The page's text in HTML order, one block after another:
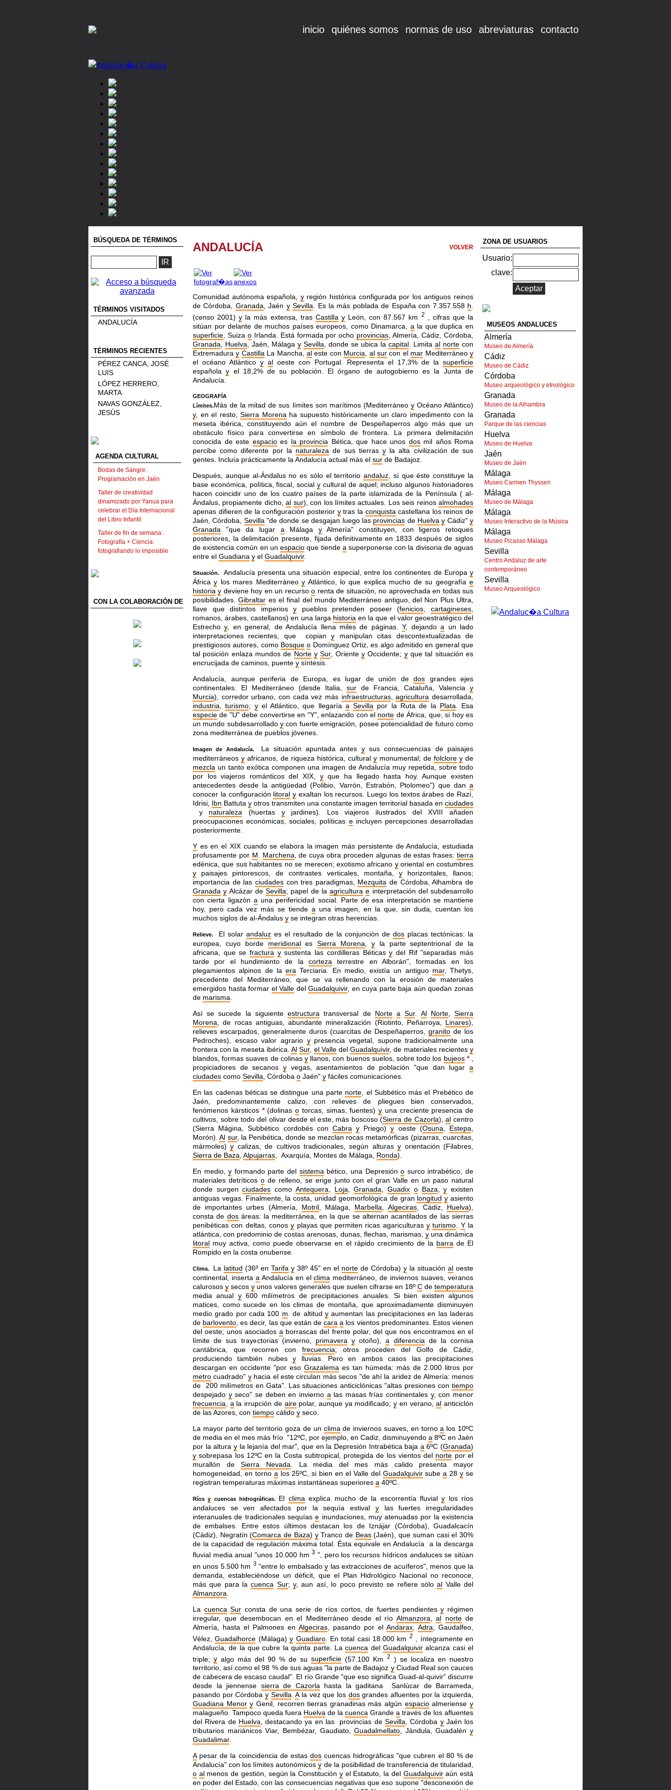
inicio quiénes somos normas de uso abreviaturas contacto
BÚSQUEDA DE TÉRMINOS
TÉRMINOS VISITADOS
ANDALUCÍA
TÉRMINOS RECIENTES
PÉREZ CANCA, JOSÉ
LUIS
LÓPEZ HERRERO,
MARTA
NAVAS GONZÁLEZ,
JESÚS
AGENDA CULTURAL
Bodas de Sangre:
Programación en Jaén
Taller de creatividad
dinamizado por Yanua para
celebrar el Día Internacional
del Libro Infantil
Taller de fin de semana:
Fotografía + Ciencia:
fotografiando lo imposible
CON LA COLABORACIÓN DE
ANDALUCÍA VOLVER
Comunidad autónoma española, yregión histórica configurada por los antiguos reinos
de Córdoba, Granada , Jaén y Sevilla Es la más poblada de España con 7.357.558 h
(censo 2001)y la más extensa, tras Castilla yLeón, con 87.567 km 2
cifras que la
sitúan por delante de muchos paíseseuropeos, como Dinamarca, a la que duplica en
superficie , Suiza o Irlanda. Está formada por ocho provincias , Almería, Cádiz, Córdoba,
Granada
Huelva , Jaén, Málaga y Sevilla , donde se ubica la capital Limita al norte con
Extremaduray Castilla La Mancha,al este con Murcia al sur con el mar Mediterráneoy
el océano Atlánticoy al oeste con Portugal. Representa el 17,3% de lasuperficie
españolay el 18,2% de su población. El órgano de autogobierno es la Junta de
Andalucía.
GEOGRAFÍA
Límites.Más de la mitad de sus límites son marítimos (Mediterráneo yOcéano Atlántico)
y, en el resto,Sierra Morena ha supuesto históricamente un claro impedimento con la
meseta ibérica,constituyendo aún el nombre de Despeñaperros algo más que un
obstáculofísico para convertirse en símbolo de frontera. La primera delimitación
conocida de este espacioes la provincia Bética, que hace unos dosmil años Roma
percibe como diferente por la naturaleza de sus tierras ylaalta civilización de sus
gentes. Incluía prácticamente la Andalucía actual más el sur de Badajoz.
Después, aunque al-Ándalus no es sólo el territorioandaluz , sí que éste constituye la
base económica, política, fiscal,socialy cultural de aquel; incluso algunos historiadores
hacen coincidiruno de los cuatro países de la parte islamizada de la Península ( al-
Ándalus, propiamente dicho,al sur), con los límites actuales. Losseis reinosalmohades
apenas difieren de la configuración posterior y tras la conquista castellana los reinos de
Jaén, Córdoba, Sevilla "dedonde se desgajan luego las provincias de Huelva y Cádiz"y
Granada "queda lugar a Málaga yAlmería" constituyen, con ligeros retoques
posteriores, la delimitación presente, fijada definitivamente en 1833 después de siglos
de existencia común en unespacio que tiende a superponerse con la divisoria de aguas
entre el Guadiana y el Guadalquivir.
Situación. Andalucía presenta una situación especial, entre los continentes de Europa y
Áfricay los mares Mediterráneoy Atlántico, lo que explica mucho de su geografíae
historia y deviene hoy en un recursoo renta de situación, no aprovechada en todas sus
posibilidades.Gibraltar es el final del mundo Mediterráneo antiguo, del Non Plus Ultra,
llave que distintos imperiosy pueblos pretenden poseer(fenicios ,cartagineses
romanos, árabes, castellanos) en una larga historia en la que el valor geoestratégico del
Estrechoy, en general, deAndalucía llena miles de páginas.Y, dejandoa un lado
interpretaciones recientes, que copiany manipulan citas descontextualizadas de
prestigiosos autores, como Bosque o Domínguez Ortiz, es algo admitido en general que
tal posición enlaza mundos de Norte y Sur, Orientey Occidente; yque tal situación es
encrucijada de caminos, puente y síntesis.
Andalucía, aunque periferia de Europa, es lugar de unión de dos grandes ejes
continentales. El Mediterráneo (desde Italia, sur de Francia, Cataluña, Valencia y
Murcia), corredor urbano, con cadavez más infraestructuras,agricultura desarrollada,
industria ,turismo; y el Atlántico, que llegaría a Sevilla por la Ruta de la Plata . Esa
especie de "U" debe convertirse en "Y", enlazando con el norte de África, que, si hoy es
un mundo subdesarrolladoy con fuerte emigración, posee potencialidad de futuro como
zona mediterránea de pueblos jóvenes.
Imagen de Andalucía. La situación apuntada antes ysusconsecuencias de paisajes
mediterráneos y africanos, de riqueza histórica, cultural y monumental; de folclore y de
mezcla un tantoexótica componen una imagen de Andalucía muy repetida, sobre todo
por losviajeros románticos del XIX, yque ha llegado hasta hoy. Aunque existen
antecedentes desde la antigüedad (Polibio, Varrón, Estrabón, Ptolomeo") que dana
conocer la configuración litoral y exaltan los recursos. Luego los textos árabes de Razí,
Idrisi, Ibn Battuta y otros transmiten una constante imagen territorial basada en ciudades
y naturaleza (huertas yjardines). Los viajeros ilustrados del XVIII añaden
preocupaciones económicas, sociales, políticas eincluyen percepcionesdesarrolladas
posteriormente.
Y es en el XIX cuando se elabora la imagen más persistente de Andalucía, estudiada
profusamente por M Marchena , de cuyaobra proceden algunas de estas frases:tierra
edénica, que sus habitantes no se merecen; exotismo africano yoriental en costumbres
y paisajes pintorescos, de contrastes verticales, montaña, yhorizontales, llanos;
importancia de las ciudadescon tres paradigmas, Mezquita de Córdoba,Alhambra de
Granada y Alcázar de Sevilla; papel de la agricultura e interpretación del subdesarrollo
con cierta ligazón a una perifericidad social. Parte de esa interpretación se mantiene
hoy, pero cada vez más se tiende a una imagen, en la que, sin duda, cuentan los
muchos siglos de al-Ándalus y se integran otras herencias.
Relieve. El solar andaluz es el resultado de la conjunción de dos placas tectónicas: la
europea, cuyo borde meridionalesSierra Morena yla parte septentrional de la
africana, que sefractura y sustenta las cordilleras Béticasy del Rif "separadas más
tarde por el hundimiento de la corteza terrestre en Alborán", formadas en los
plegamientos alpinos de la era Terciaria. En medio, existía un antiguo mar, Thetys,
precedente del Mediterráneo, que se va rellenando con laerosión de materiales
emergidos hasta formar el Valle delGuadalquivir, en cuya parte baja aún quedan zonas
de marisma
Así se sucede la siguienteestructura transversal de Norte a Sur. Al Norte,Sierra
Morena , de rocas antiguas, abundante mineralización (Riotinto, Peñarroya, Linares),
relieves escarpados, generalmente duros (cuarcitas de Despeñaperros,granito de los
Pedroches), escaso valor agrario ypresencia vegetal, suponetradicionalmente una
frontera con la meseta ibérica.Al Sur, el ValledelGuadalquivir, de materiales recientesy
blandos, formas suaves de colinas y llanos, con buenos suelos, sobre todo los bujeos *
propiciadores de secanos yvegas, asentamientos de población "que dan lugara
ciudades como Sevilla , Córdoba o Jaén" y fáciles comunicaciones.
En las cadenas béticas se distingue una parte norte , el Subbético más el Prebético de
Jaén, predominantemente calizo, con relieves de pliegues bien conservados,
fenómenos kársticos *(dolinas o torcas, simas, fuentes) y una creciente presencia de
cultivos, sobre todo del olivar desde el este, más boscoso (Sierra de Cazorla),al centro
(Sierra Mágina, Subbético cordobés con Cabra y Priego)y oeste (Osuna Estepa
Morón).Al sur, la Penibética, donde se mezclan rocas metamórficas (pizarras, cuarcitas,
mármoles)y calizas, de cultivos tradicionales, según alturasy orientación (Filabres,
Sierra de Baza Alpujarras , Axarquía, Montes de Málaga, Ronda).
En medio,y formando parte del sistema bético, una Depresióno surco intrabético, de
materiales detríticos ode relleno, se erige junto con el gran Valle en un paso natural
donde surgenciudades como Antequera Loja ,Granada ,Guadix o Baza ,y existen
antiguas vegas. Finalmente, la costa, unidad geomorfológica de gran longitud y asiento
de importantes urbes (Almería, Motril, Málaga, Marbella Algeciras, Cádiz, Huelva),
consta de dosáreas: la mediterránea, en la que se alternanacantilados de las sierras
penibéticas con deltas, conosy playas que permiten ricas agariculturasy turismo Yla
atlántica, con predominio decostas arenosas, dunas, flechas, marismas, yuna dinámica
litoral muyactiva, como puede observarse en el rápido crecimiento de la barra de El
Rompido en la costa onubense.
Clima. La latitud (36º en Tarifa y 38º 45" en el norte de Córdoba) y la situación al oeste
continental, inserta a Andalucía en elclima mediterráneo, de inviernos suaves, veranos
calurosos y secos y unos valores generales que suelen cifrarse en 18º C de temperatura
media anual y600 milímetros de precipitaciones anuales. Si bien existen algunos
matices, como sucede en los climas de montaña, que aproximadamente disminuyen
medio grado por cada 100 m . de altitud y aumentan las precipitaciones en las laderas
de barlovento , es decir, las que están decara a los vientos predominantes. Estos vienen
del oeste;unos asociadosa borrascas del frente polar, del que nos encontramos enel
límite de sus trayectorias (invierno, primavera y otoño),a diferencia de la cornisa
cantábrica, que recorren con frecuencia; otros proceden del Golfo de Cádiz,
produciendo también nubesy lluvias. Pero en ambos casos las precipitaciones
descargan en occidente "por eso Grazalema es tan húmeda: más de 2.000 litros por
metro cuadrado" yhacia el este circulan más secos "de ahí la aridez de Almería: menos
de 200 milímetros en Gata". Las situaciones anticiclónicas "altas presiones contiempo
despejado yseco" se deben en invierno a las masas frías continentales y,con menor
frecuencia
a la irrupción de airepolar, aunque ya modificado;y en verano,al anticiclón
de las Azores, con tiempo cálido y seco.
La mayor parte del territorio goza de un clima de inviernos suaves, en tornoa los 10ºC
de media en el mes más frío "12ºC, por ejemplo, en Cadiz, disminuyendo a 8ºC en Jaén
por laaltura yla lejanía del mar", que en la Depresión Intrabética baja a 6ºC (Granada)
y sobrepasa los 12ºC en la Costa subtropical, protegida de los vientos del norte por el
murallón deSierra Nevada . La media del mes más calido presenta mayor
homogeneidad, en torno a los 25ºC, si bien en el Valle del Guadalquivirsubea 28y se
registran temperaturas máximas instantáneas superiores a 40ºC.
Ríosy cuencas hidrográficas. El clima explica mucho de la escorrentía fluvialy los ríos
andaluces se ven afectados por la sequía estival ylas fuertes irregularidades
interanuales de tradicionales sequíase inundaciones, muyatenuadas por la existencia
de embalses. Entre estos últimos destacan los de Iznájar (Córdoba), Guadalcacín
(Cádiz), Negratín (Comarca de Baza) y Tranco de Beas(Jaén), que suman casi el 30%
de la capacidad de regulación máxima total. Ésta equivale en Andalucía a la descarga
fluvial media anual "unos 10.000 hm3 ", pero los recursos hídricos andaluces se sitúan
enunos 5.500 hm 3 "entre lo embalsadoy las extracciones de acuíferos", menos que la
demanda, estableciéndose un déficit, que el Plan Hidrológico Nacional no reconoce,
más que para lacuenca Sur;y, aun así, lo poco previsto se refiere sóloal Valle del
Almanzora
La cuenca Sur consta de una serie de ríos cortos,de fuertes pendientesy régimen
irregular, que desembocan en el Mediterráneo desde el río Almanzora al nortede
Almería, hasta el Palmones en Algeciras , pasando por el Andarax Adra , Gaudalfeo,
Vélez,Guadalhorce (Málaga)y Guadiaro. En total casi 18.000 km 2
íntegramente en
Andalucía, de la que cubre laquinta parte. Lacuenca del Guadalquiviralcanza casi el
triple; y algo más del 90 % de su superficie (57.100 Km 2 ) se localiza en nuestro
territorio, así como el 98 % de sus aguas "la parte de Badajoz yCiudad Real son cauces
de cabecerade escaso caudal". El río Grande "que eso significa Guad-al-quivir"discurre
desde la jiennense sierra de Cazorlahasta la gaditana
Sanlúcar de Barrameda,
pasando por Córdoba y Sevilla.Ala vez que los dosgrandes afluentes por la izquierda,
Guadiana Menor y Genil, recorren tierras granadinas más algún espacioalmeriensey
malagueño. Tampoco queda fuera Huelva de la cuenca Grande a través de los afluentes
del Rivera de Huelva, destacando ya en las provincias de Sevilla,Córdoba yJaén los
tributarios mariánicos Viar, Bembézar, Gaudiato,Guadalmellato, Jándula, Guadalén y
Guadalimar.
Apesar de la coincidencia de estas doscuencas hidrográficas "que cubren el 80 % de
Andalucía" con los límitesautonómicosy de la posibilidad de transferencia de titularidad,
o al menos de gestión, según la Constitución yel Estatuto, la del Guadalquiviraún está
en poder del Estado, con las consecuencias negativas que eso supone "desconexión de
ZONA DE USUARIOS
Usuario:
clave:
MUSEOS ANDALUCES
Almería
Museo de Almería
Cádiz
Museo de Cádiz
Córdoba
Museo arqueológico y etnológico
Granada
Museo de la Alhambra
Granada
Parque de las ciencias
Huelva
Museo de Huelva
Jaén
Museo de Jaén
Málaga
Museo Carmen Thyssen
Málaga
Museo de Málaga
Málaga
Museo Interactivo de la Música
Málaga
Museo Picasso Málaga
Sevilla
Centro Andaluz de arte
contemporáneo
Sevilla
Museo Arqueológico